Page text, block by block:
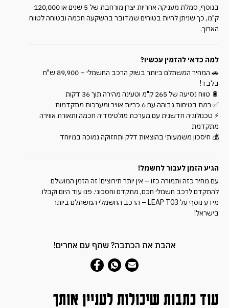
בנוסף, סמלת מעניקה אחריות יצרן מורחבת של 5 שנים או 120,000
ק"מ, כך שניתן להיות בטוחים שמדובר בהשקעה חכמה ובטוחה לטווח
הארוך.
למה כדאי להזמין עכשיו?
🚗 המחיר המשתלם ביותר בשוק הרכב החשמלי – 89,900 ש"ח
בלבד!
🔋 טווח נסיעה של 265 ק"מ וטעינה מהירה תוך 36 דקות
✅ רמת בטיחות גבוהה עם 6 כריות אוויר ומערכות מתקדמות
⚡ טכנולוגיה חדשנית עם מערכת מולטימדיה חכמה ותאורת אווירה
מתקדמת
💰 חיסכון משמעותי בהוצאות דלק ותחזוקה נמוכה במיוחד
הגיע הזמן לעבור לחשמל!
עם מחיר כזה ותמורה כזו – אין יותר תירוצים! זה הזמן המושלם
להתקדם לרכב חשמלי חכם, מתקדם וחסכוני. פנו עוד היום וקבלו
מידע נוסף על LEAP T03 – הרכב החשמלי המשתלם ביותר
בישראל!
אהבת את הכתבה? שתף עם אחרים!
עוד כתבות שיכולות לעניין אותך